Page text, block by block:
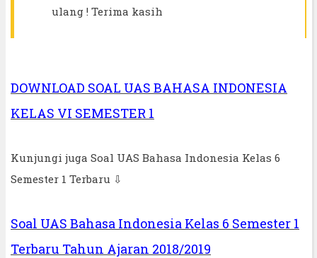
ulang ! Terima kasih
DOWNLOAD SOAL UAS BAHASA INDONESIA
KELAS VI SEMESTER 1
Kunjungi juga Soal UAS Bahasa Indonesia Kelas 6
Semester 1 Terbaru ⇩
Soal UAS Bahasa Indonesia Kelas 6 Semester 1
Terbaru Tahun Ajaran 2018/2019